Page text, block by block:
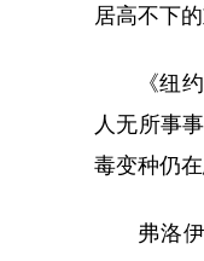
居高不下
《纽
人无所事
毒变种仍
弗洛